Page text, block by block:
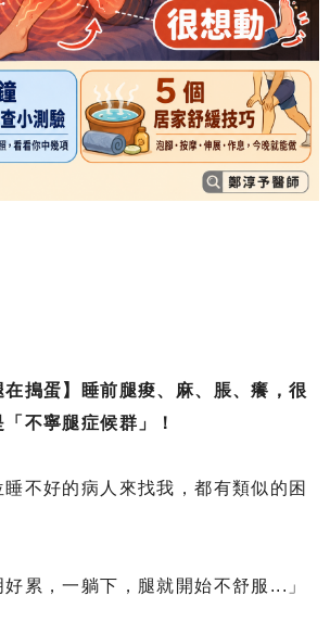
在搗蛋】睡前腿痠、麻、脹、癢，很
不寧腿症候群」！
不好的病人來找我，都有類似的困
好累，一躺下，腿就開始不舒服...」